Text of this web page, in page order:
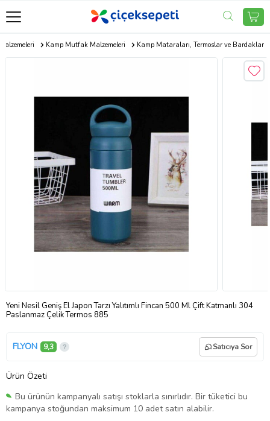
Kamp Mutfak Malzemeleri Kamp Mataraları, Termoslar ve Bardaklar
Yeni Nesil Geniş El Japon Tarzı Yalıtımlı Fincan 500 Ml Çift Katmanlı 304
Paslanmaz Çelik Termos 885
FLYON 9,3 Satıcıya Sor
Ürün Özeti
Bu ürünün kampanyalı satışı stoklarla sınırlıdır. Bir tüketici bu
kampanya stoğundan maksimum 10 adet satın alabilir.